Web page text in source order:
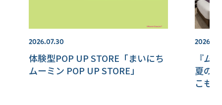
2026.07.30
体験型POP UP STORE「まいにち
ムーミン POP UP STORE」
『ム
夏の
こも